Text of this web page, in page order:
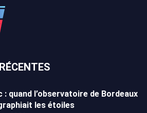
: quand l’observatoire de Bordeaux
les étoiles